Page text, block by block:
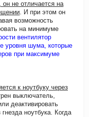
не отличается на
. И при этом он
возможность
на минимуме
вентилятор
уровня шума, которые
при максимуме
к ноутбуку через
выключатель,
деактивировать
ноутбука. Когда